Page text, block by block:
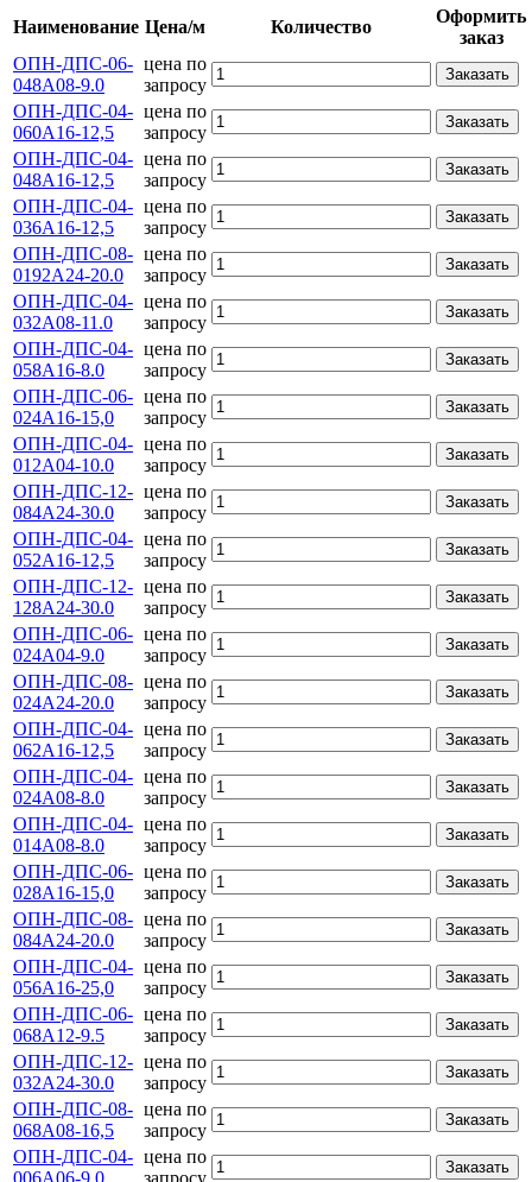
Наименование Цена/м Количество
Оформить
заказ
ОПН-ДПС-06-
048А08-9.0
цена по
запросу
Заказать
ОПН-ДПС-04-
060А16-12,5
цена по
запросу
Заказать
ОПН-ДПС-04-
048А16-12,5
цена по
запросу
Заказать
ОПН-ДПС-04-
036А16-12,5
цена по
запросу
Заказать
ОПН-ДПС-08-
0192А24-20.0
цена по
запросу
Заказать
ОПН-ДПС-04-
032А08-11.0
цена по
запросу
Заказать
ОПН-ДПС-04-
058А16-8.0
цена по
запросу
Заказать
ОПН-ДПС-06-
024А16-15,0
цена по
запросу
Заказать
ОПН-ДПС-04-
012А04-10.0
цена по
запросу
Заказать
ОПН-ДПС-12-
084А24-30.0
цена по
запросу
Заказать
ОПН-ДПС-04-
052А16-12,5
цена по
запросу
Заказать
ОПН-ДПС-12-
128А24-30.0
цена по
запросу
Заказать
ОПН-ДПС-06-
024А04-9.0
цена по
запросу
Заказать
ОПН-ДПС-08-
024А24-20.0
цена по
запросу
Заказать
ОПН-ДПС-04-
062А16-12,5
цена по
запросу
Заказать
ОПН-ДПС-04-
024А08-8.0
цена по
запросу
Заказать
ОПН-ДПС-04-
014А08-8.0
цена по
запросу
Заказать
ОПН-ДПС-06-
028А16-15,0
цена по
запросу
Заказать
ОПН-ДПС-08-
084А24-20.0
цена по
запросу
Заказать
ОПН-ДПС-04-
056А16-25,0
цена по
запросу
Заказать
ОПН-ДПС-06-
068А12-9.5
цена по
запросу
Заказать
ОПН-ДПС-12-
032А24-30.0
цена по
запросу
Заказать
ОПН-ДПС-08-
068А08-16,5
цена по
запросу
Заказать
ОПН-ДПС-04-
006А06-9.0
цена по
запросу
Заказать